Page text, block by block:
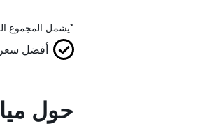
*يشمل المجموع
أفضل سعر
حول